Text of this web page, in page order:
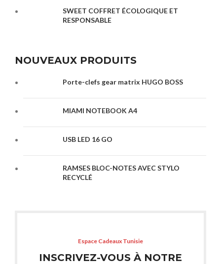
SWEET COFFRET ÉCOLOGIQUE ET
RESPONSABLE
NOUVEAUX PRODUITS
Porte-clefs gear matrix HUGO BOSS
MIAMI NOTEBOOK A4
USB LED 16 GO
RAMSES BLOC-NOTES AVEC STYLO
RECYCLÉ
Espace Cadeaux Tunisie
INSCRIVEZ-VOUS À NOTRE